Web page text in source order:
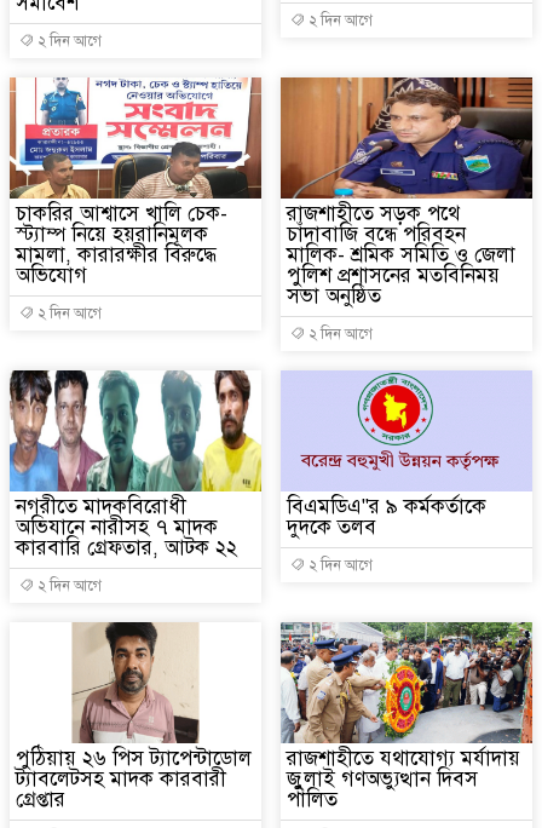
২ দিন আগে
২ দিন আগে
চাকরির আশ্বাসে খালি চেক-
স্ট্যাম্প নিয়ে হয়রানিমূলক
মামলা, কারারক্ষীর বিরুদ্ধে
অভিযোগ
২ দিন আগে
রাজশাহীতে সড়ক পথে
চাঁদাবাজি বন্ধে পরিবহন
মালিক- শ্রমিক সমিতি ও জেলা
পুলিশ প্রশাসনের মতবিনিময়
সভা অনুষ্ঠিত
২ দিন আগে
নগরীতে মাদকবিরোধী
অভিযানে নারীসহ ৭ মাদক
কারবারি গ্রেফতার, আটক ২২
২ দিন আগে
বিএমডিএ"র ৯ কর্মকর্তাকে
দুদকে তলব
২ দিন আগে
পুঠিয়ায় ২৬ পিস ট্যাপেন্টাডোল
ট্যাবলেটসহ মাদক কারবারী
গ্রেপ্তার
রাজশাহীতে যথাযোগ্য মর্যাদায়
জুুলাই গণঅভ্যুত্থান দিবস
পালিত